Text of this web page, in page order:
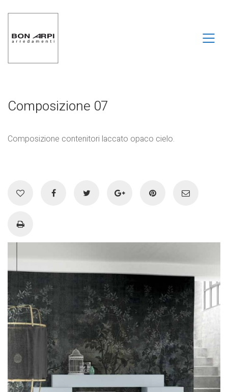
Composizione 07
Composizione contenitori laccato opaco cielo.